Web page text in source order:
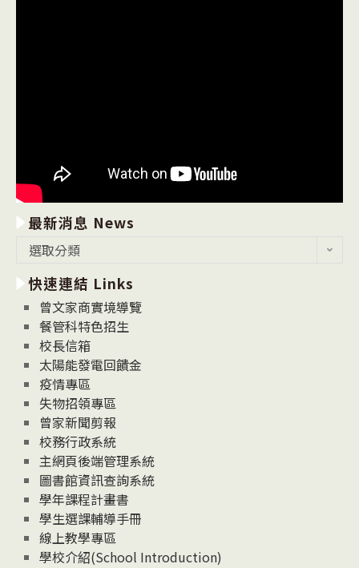
最新消息 News
消
息
News
選取分類
快速連結 Links
曾文家商實境導覽
餐管科特色招生
校長信箱
太陽能發電回饋金
疫情專區
失物招領專區
曾家新聞剪報
校務行政系統
主網頁後端管理系統
圖書館資訊查詢系統
學年課程計畫書
學生選課輔導手冊
線上教學專區
學校介紹(School Introduction)